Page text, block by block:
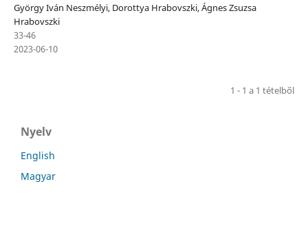
György Iván Neszmélyi, Dorottya Hrabovszki, Ágnes Zsuzsa
Hrabovszki
33-46
2023-06-10
1 - 1 a 1 tételből
Nyelv
English
Magyar